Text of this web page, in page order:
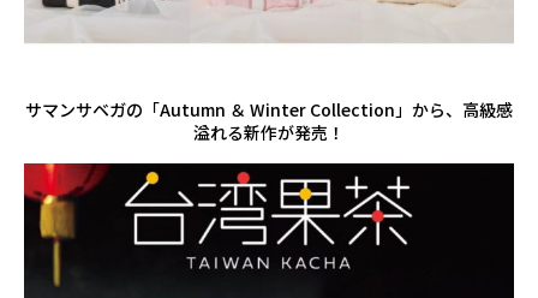
サマンサベガの「Autumn ＆ Winter Collection」から、高級感
溢れる新作が発売！